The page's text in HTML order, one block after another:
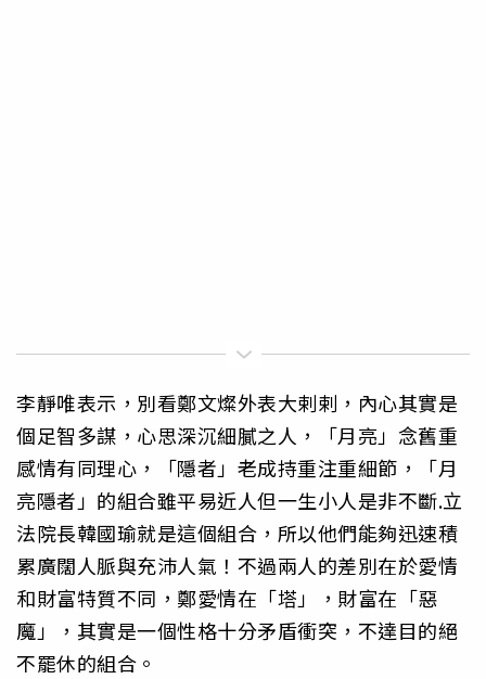
李靜唯表示，別看鄭文燦外表大剌剌，內心其實是
個足智多謀，心思深沉細膩之人，「月亮」念舊重
感情有同理心，「隱者」老成持重注重細節，「月
亮隱者」的組合雖平易近人但一生小人是非不斷.立
法院長韓國瑜就是這個組合，所以他們能夠迅速積
累廣闊人脈與充沛人氣！不過兩人的差別在於愛情
和財富特質不同，鄭愛情在「塔」，財富在「惡
魔」，其實是一個性格十分矛盾衝突，不達目的絕
不罷休的組合。